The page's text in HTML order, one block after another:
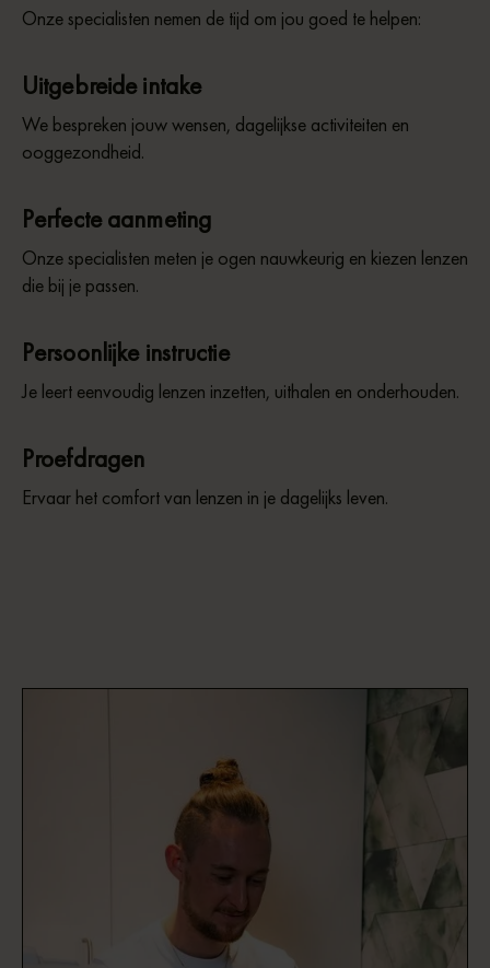
Onze specialisten nemen de tijd om jou goed te helpen:
Uitgebreide intake
We bespreken jouw wensen, dagelijkse activiteiten en
ooggezondheid.
Perfecte aanmeting
Onze specialisten meten je ogen nauwkeurig en kiezen lenzen
die bij je passen.
Persoonlijke instructie
Je leert eenvoudig lenzen inzetten, uithalen en onderhouden.
Proefdragen
Ervaar het comfort van lenzen in je dagelijks leven.